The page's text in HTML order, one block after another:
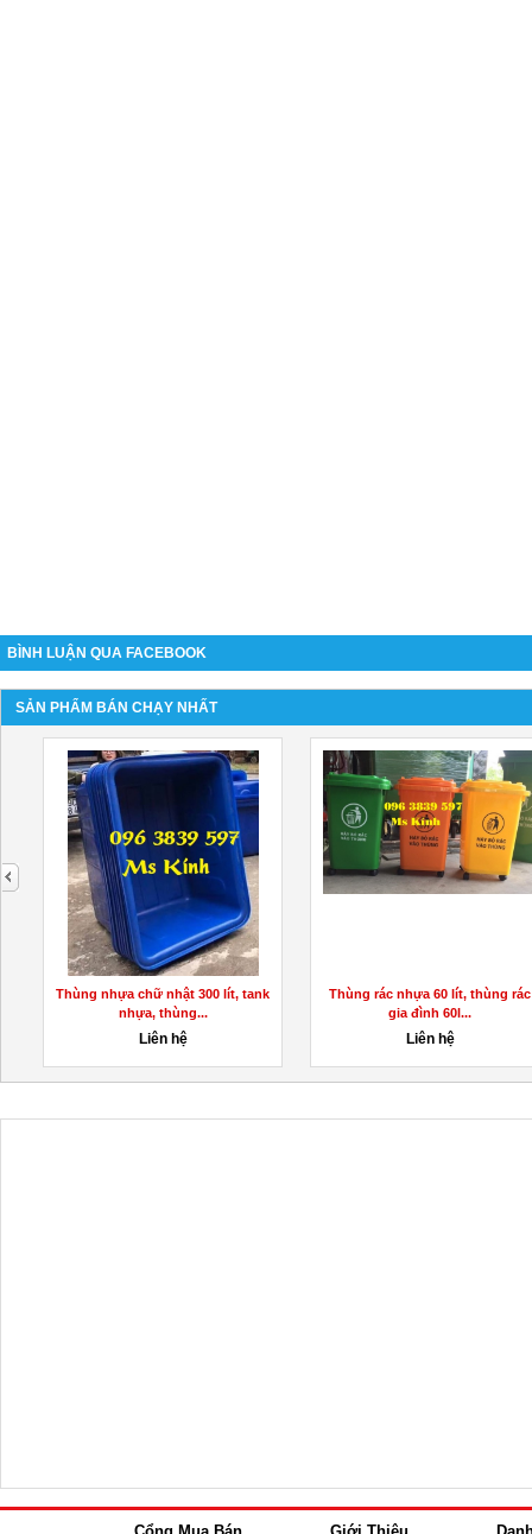
BÌNH LUẬN QUA FACEBOOK
SẢN PHẨM BÁN CHẠY NHẤT
Thùng nhựa chữ nhật 300 lít, tank
nhựa, thùng...
Liên hệ
Thùng rác nhựa 60 lít, thùng rác
gia đình 60l...
Liên hệ
next